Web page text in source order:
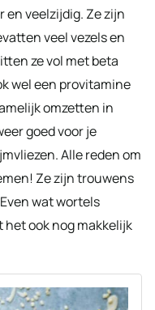
en veelzijdig. Ze zijn
veel vezels en
ze vol met beta
wel een provitamine
omzetten in
goed voor je
Alle reden om
Ze zijn trouwens
wat wortels
ook nog makkelijk